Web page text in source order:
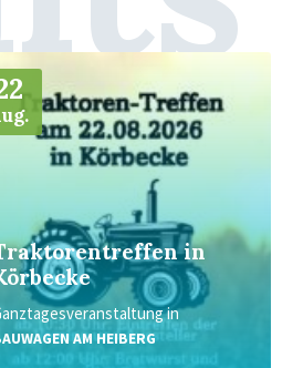
in
in
AM HEIBERG